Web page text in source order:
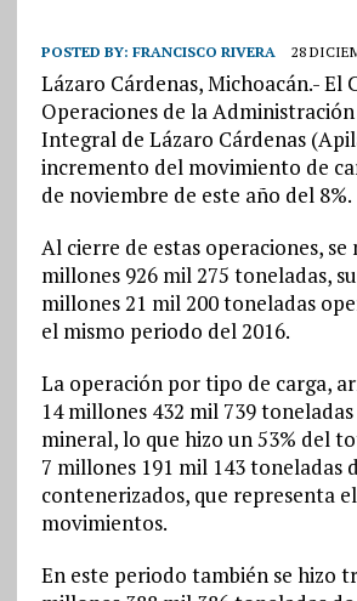
POSTED BY: FRANCISCO RIVERA 28
Lázaro Cárdenas, Michoacán.- El
Operaciones de la
Integral de Lázaro Cárdenas
incremento del movimiento de
de noviembre de este año del 8%.
Al cierre de estas operaciones, se
millones 926 mil 275 toneladas,
millones 21 mil 200 toneladas
el mismo periodo del 2016.
La operación por tipo de carga,
14 millones 432 mil 739
mineral, lo que hizo un 53% del
7 millones 191 mil 143 toneladas
contenerizados, que representa
movimientos.
En este periodo también se hizo